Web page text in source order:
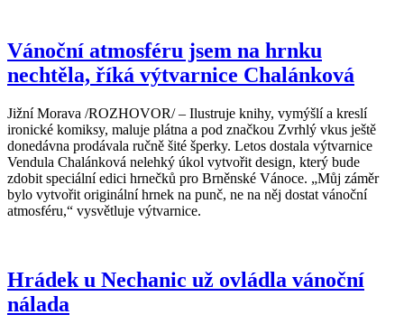
Vánoční atmosféru jsem na hrnku
nechtěla, říká výtvarnice Chalánková
Jižní Morava /ROZHOVOR/ – Ilustruje knihy, vymýšlí a kreslí
ironické komiksy, maluje plátna a pod značkou Zvrhlý vkus ještě
donedávna prodávala ručně šité šperky. Letos dostala výtvarnice
Vendula Chalánková nelehký úkol vytvořit design, který bude
zdobit speciální edici hrnečků pro Brněnské Vánoce. „Můj záměr
bylo vytvořit originální hrnek na punč, ne na něj dostat vánoční
atmosféru,“ vysvětluje výtvarnice.
Hrádek u Nechanic už ovládla vánoční
nálada